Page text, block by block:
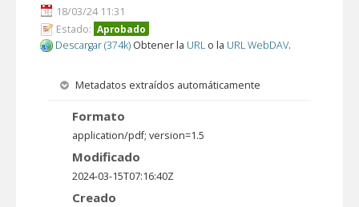
18/03/24 11:31
Estado: Aprobado
Descargar (374k) Obtener la URL o la URL WebDAV.
Metadatos extraídos automáticamente
Formato
application/pdf; version=1.5
Modificado
2024-03-15T07:16:40Z
Creado